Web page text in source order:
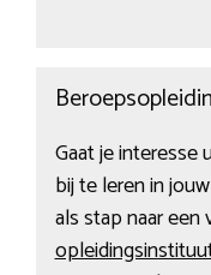
Gaat je interesse
bij te leren in
als stap naar een